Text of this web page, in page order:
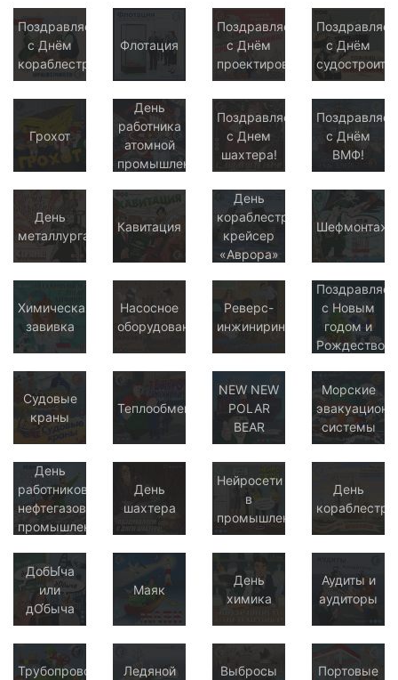
Поздравляем
с Днём
кораблестроителя!
Флотация
Поздравляем
с Днём
проектировщика!
с Днём
Грохот
День
работника
атомной
промышленности
Поздравляем
с Днем
шахтера!
с Днём
ВМФ!
День
металлурга
Кавитация
День
кораблестроителя:
крейсер
«Аврора»
Шефмонтаж
Химическая
завивка
Насосное
оборудование
Реверс-
инжиниринг
с Новым
годом и
Рождеством!
Судовые
краны
Теплообменники
NEW NEW
POLAR
BEAR
Морские
системы
День
работников
нефтегазовой
промышленности
День
шахтера
Нейросети
в
промышленности
День
ДобЫ́ча
или
дО́быча
Маяк
День
химика
Аудиты и
аудиторы
Трубопроводная
Ледяной
Выбросы
Портовые